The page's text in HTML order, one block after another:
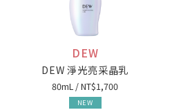
DEW
DEW 淨光亮采晶乳
80mL / NT$1,700
NEW